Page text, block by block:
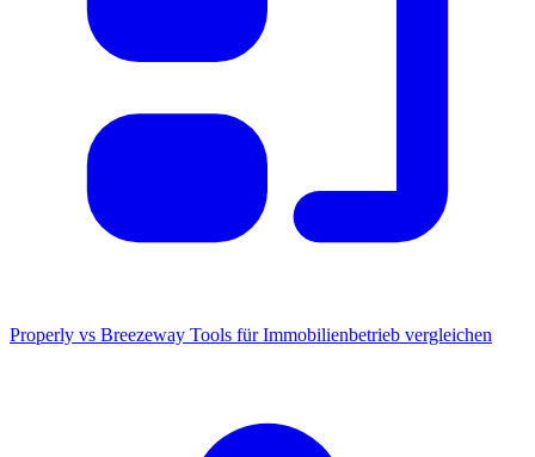
Properly vs Breezeway Tools für Immobilienbetrieb vergleichen